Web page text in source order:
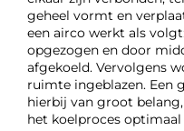
geheel vormt en
een airco werkt als
opgezogen en door
afgekoeld. Vervolgens
ruimte ingeblazen. Een
hierbij van groot
het koelproces